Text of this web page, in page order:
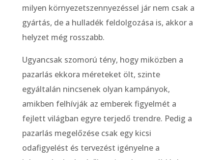
milyen környezetszennyezéssel jár nem csak a
gyártás, de a hulladék feldolgozása is, akkor a
helyzet még rosszabb.
Ugyancsak szomorú tény, hogy miközben a
pazarlás ekkora méreteket ölt, szinte
egyáltalán nincsenek olyan kampányok,
amikben felhívják az emberek figyelmét a
fejlett világban egyre terjedő trendre. Pedig a
pazarlás megelőzése csak egy kicsi
odafigyelést és tervezést igényelne a